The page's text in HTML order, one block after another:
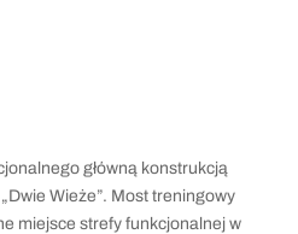
główną konstrukcją
Wieże”. Most treningowy
miejsce strefy funkcjonalnej w